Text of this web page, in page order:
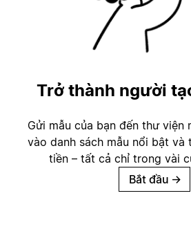
Trở thành người
Gửi mẫu của bạn đến thư viện
vào danh sách mẫu nổi bật và
tiền – tất cả chỉ trong vài
Bắt đầu →